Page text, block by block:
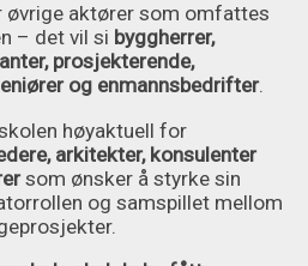
øvrige aktører som omfattes
– det vil si byggherrer,
prosjekterende,
og enmannsbedrifter.
høyaktuell for
arkitekter, konsulenter
som ønsker å styrke sin
og samspillet mellom